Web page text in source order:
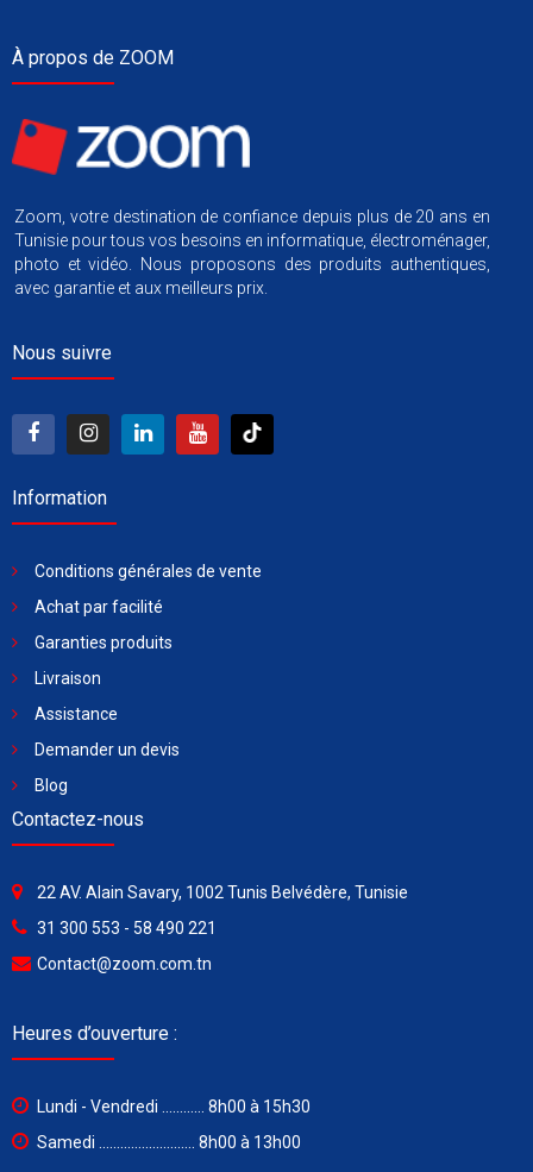
À propos de ZOOM
Zoom, votre destination de confiance depuis plus de 20 ans en
Tunisie pour tous vos besoins en informatique, électroménager,
photo et vidéo. Nous proposons des produits authentiques,
avec garantie et aux meilleurs prix.
Nous suivre
Information
Conditions générales de vente
Achat par facilité
Garanties produits
Livraison
Assistance
Demander un devis
Blog
Contactez-nous
22 AV. Alain Savary, 1002 Tunis Belvédère, Tunisie
31 300 553 - 58 490 221
Contact@zoom.com.tn
Heures d’ouverture :
Lundi - Vendredi ............ 8h00 à 15h30
Samedi ........................... 8h00 à 13h00